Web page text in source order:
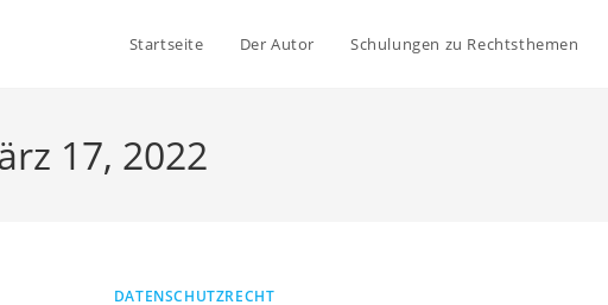
Startseite Der Autor Schulungen zu Rechtsthemen
17, 2022
DATENSCHUTZRECHT